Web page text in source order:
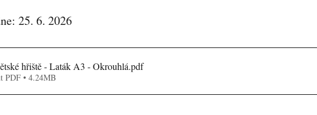
25. 6. 2026
hřiště - Laták A3 - Okrouhlá.pdf
PDF • 4.24MB